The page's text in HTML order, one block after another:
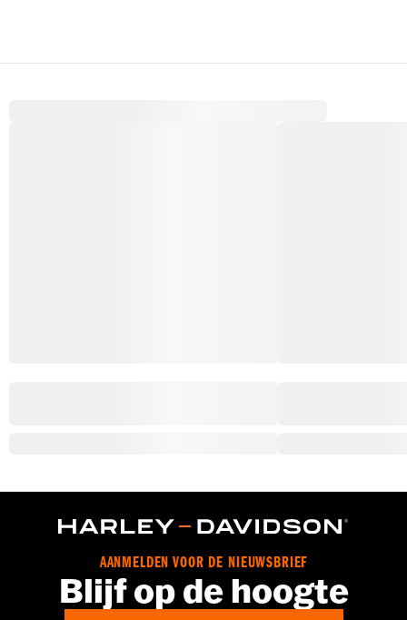
AANMELDEN VOOR DE NIEUWSBRIEF
Blijf op de hoogte